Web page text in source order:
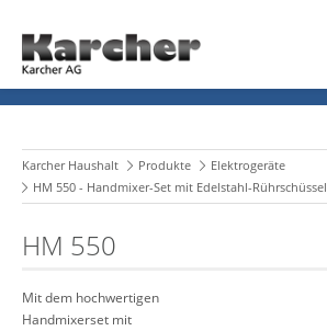
Karcher Haushalt Produkte
Elektrogeräte
HM 550 - Handmixer-Set mit Edelstahl-Rührschüssel
HM 550
Mit dem hochwertigen
Handmixerset mit